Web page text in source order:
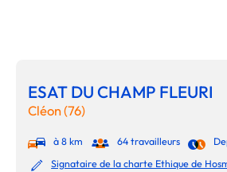
ESAT DU CHAMP FLEURI
Cléon (76)
à 8 km 64 travailleurs
Signataire de la charte Ethique de